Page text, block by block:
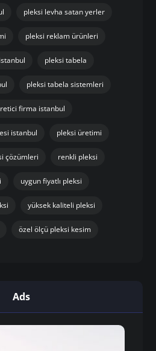
pleksi levha satan yerler
pleksi reklam ürünleri
pleksi tabela
pleksi tabela sistemleri
firma istanbul
istanbul pleksi üretimi
çözümleri renkli pleksi
uygun fiyatlı pleksi
yüksek kaliteli pleksi
özel ölçü pleksi kesim
Ads